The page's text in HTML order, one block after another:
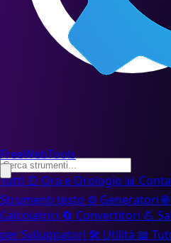
FreeWebTools
Tutti ⏰ Ora e Orologio 📊
Strumenti testo ⚙️ Generatori 🌐
Calcolatrici 🔄 Convertitori 💪
per Sviluppatori 🛠️ Utilità 📖